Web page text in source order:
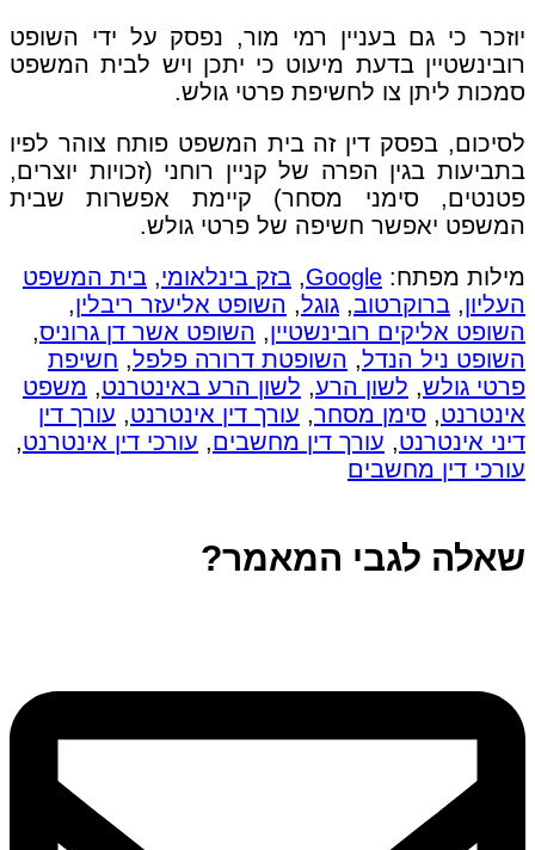
יוזכר כי גם בעניין רמי מור, נפסק על ידי השופט
רובינשטיין בדעת מיעוט כי יתכן ויש לבית המשפט
סמכות ליתן צו לחשיפת פרטי גולש.
לסיכום, בפסק דין זה בית המשפט פותח צוהר לפיו
בתביעות בגין הפרה של קניין רוחני (זכויות יוצרים,
פטנטים, סימני מסחר) קיימת אפשרות שבית
המשפט יאפשר חשיפה של פרטי גולש.
מילות מפתח: Google
, בזק בינלאומי, בית המשפט
העליון, ברוקרטוב, גוגל, השופט אליעזר ריבלין,
השופט אליקים רובינשטיין, השופט אשר דן גרוניס,
השופט ניל הנדל, השופטת דרורה פלפל, חשיפת
פרטי גולש, לשון הרע, לשון הרע באינטרנט, משפט
אינטרנט, סימן מסחר, עורך דין אינטרנט, עורך דין
דיני אינטרנט, עורך דין מחשבים, עורכי דין אינטרנט,
עורכי דין מחשבים
שאלה לגבי המאמר?